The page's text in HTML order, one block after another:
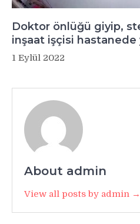
Doktor önlüğü giyip,
inşaat işçisi hastanede
1 Eylül 2022
About admin
View all posts by admin →